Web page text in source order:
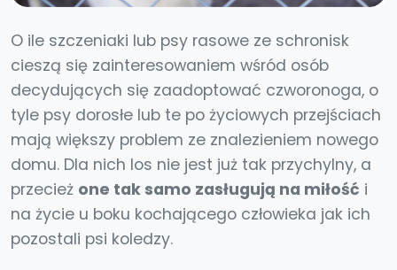
O ile szczeniaki lub psy rasowe ze schronisk
cieszą się zainteresowaniem wśród osób
decydujących się zaadoptować czworonoga, o
tyle psy dorosłe lub te po życiowych przejściach
mają większy problem ze znalezieniem nowego
domu. Dla nich los nie jest już tak przychylny, a
przecież one tak samo zasługują na miłość i
na życie u boku kochającego człowieka jak ich
pozostali psi koledzy.